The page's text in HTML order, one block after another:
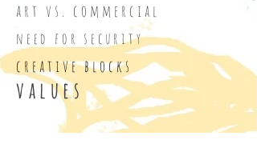
art vs. commercial
need for security
creative blocks
values